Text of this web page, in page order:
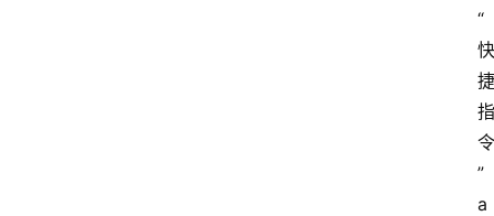
“
快
捷
指
令
”
a